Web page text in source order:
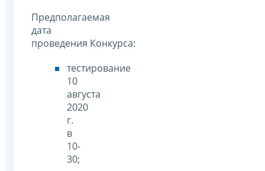
Предполагаемая
дата
проведения Конкурса:
тестирование
10
августа
2020
г.
в
10-
30;